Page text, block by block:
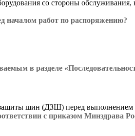
со стороны
началом работ по распоряжению?
в разделе
шин (ДЗШ) перед
с приказом Минздрава